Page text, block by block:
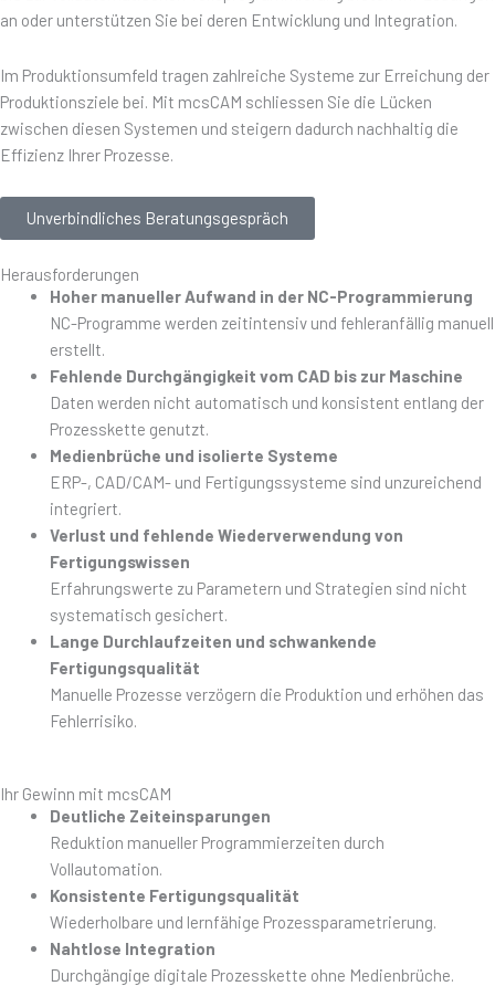
an oder unterstützen Sie bei deren Entwicklung und Integration.
Im Produktionsumfeld tragen zahlreiche Systeme zur Erreichung der
Produktionsziele bei. Mit mcsCAM schliessen Sie die Lücken
zwischen diesen Systemen und steigern dadurch nachhaltig die
Effizienz Ihrer Prozesse.
Unverbindliches Beratungsgespräch
Herausforderungen
Hoher manueller Aufwand in der NC-Programmierung
NC-Programme werden zeitintensiv und fehleranfällig manuell
erstellt.
Fehlende Durchgängigkeit vom CAD bis zur Maschine
Daten werden nicht automatisch und konsistent entlang der
Prozesskette genutzt.
Medienbrüche und isolierte Systeme
ERP-, CAD/CAM- und Fertigungssysteme sind unzureichend
integriert.
Verlust und fehlende Wiederverwendung von
Fertigungswissen
Erfahrungswerte zu Parametern und Strategien sind nicht
systematisch gesichert.
Lange Durchlaufzeiten und schwankende
Fertigungsqualität
Manuelle Prozesse verzögern die Produktion und erhöhen das
Fehlerrisiko.
Ihr Gewinn mit mcsCAM
Deutliche Zeiteinsparungen
Reduktion manueller Programmierzeiten durch
Vollautomation.
Konsistente Fertigungsqualität
Wiederholbare und lernfähige Prozessparametrierung.
Nahtlose Integration
Durchgängige digitale Prozesskette ohne Medienbrüche.